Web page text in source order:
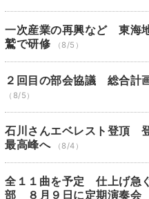
一次産業の再興など 東海
鷲で研修
（8/5）
２回目の部会協議 総合計
（8/5）
石川さんエベレスト登頂
最高峰へ
（8/4）
全１１曲を予定 仕上げ急
部 ８月９日に定期演奏会